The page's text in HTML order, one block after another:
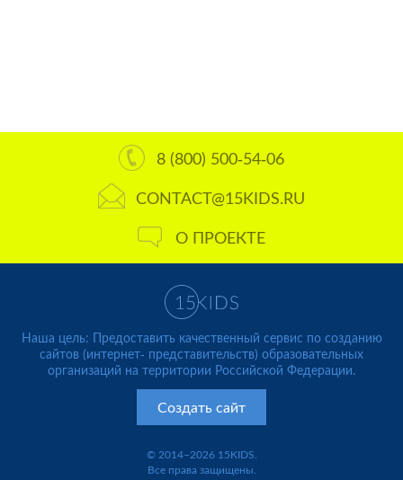
8 (800) 500-54-06
CONTACT@15KIDS.RU
О ПРОЕКТЕ
Наша цель: Предоставить качественный сервис по созданию
сайтов (интернет- представительств) образовательных
организаций на территории Российской Федерации.
Создать сайт
© 2014–2026 15KIDS.
Все права защищены.